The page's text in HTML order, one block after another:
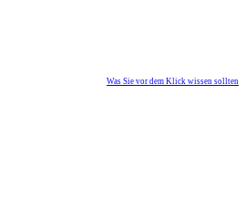
Was Sie vor dem Klick wissen sollten